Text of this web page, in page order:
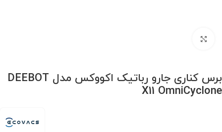
برس کناری جارو رباتیک اکووکس مدل DEEBOT
X11 OmniCyclone